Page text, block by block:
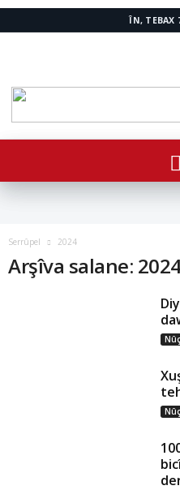
ÎN, TEBAX
Serrûpel 2024
Arşîva salane: